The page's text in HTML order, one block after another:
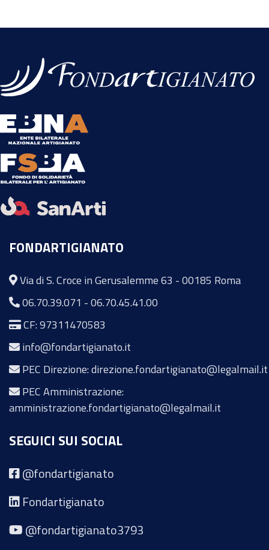
FONDARTIGIANATO
Via di S. Croce in Gerusalemme 63 - 00185 Roma
06.70.39.071 -06.70.45.41.00
CF: 97311470583
info@fondartigianato.it
PEC Direzione: direzione.fondartigianato@legalmail.it
PEC Amministrazione:
amministrazione.fondartigianato@legalmail.it
SEGUICI SUI SOCIAL
@fondartigianato
Fondartigianato
@fondartigianato3793